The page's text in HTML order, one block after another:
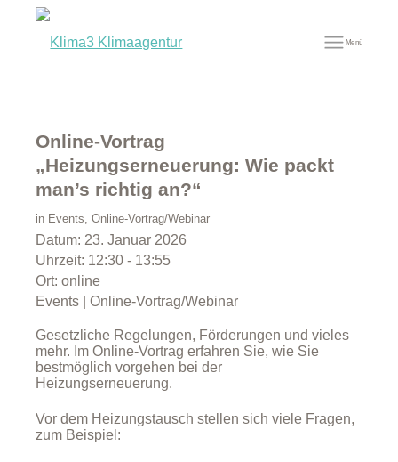
Menü
Online-Vortrag
„Heizungserneuerung: Wie packt
man’s richtig an?“
in Events ,Online-Vortrag/Webinar
Datum: 23. Januar 2026
Uhrzeit: 12:30 - 13:55
Ort:online
Events | Online-Vortrag/Webinar
Gesetzliche Regelungen, Förderungen und vieles
mehr. Im Online-Vortrag erfahren Sie, wie Sie
bestmöglich vorgehen bei der
Heizungserneuerung.
Vor dem Heizungstausch stellen sich viele Fragen,
zum Beispiel: